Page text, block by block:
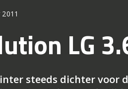
LG
steeds dichter voor